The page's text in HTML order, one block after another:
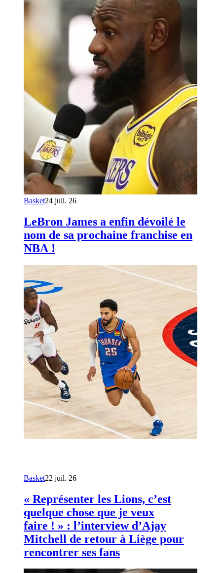
Basket24 juil. 26
LeBron James a enfin dévoilé le
nom de sa prochaine franchise en
NBA !
Basket22 juil. 26
« Représenter les Lions, c’est
quelque chose que je veux
faire ! » : l’interview d’Ajay
Mitchell de retour à Liège pour
rencontrer ses fans